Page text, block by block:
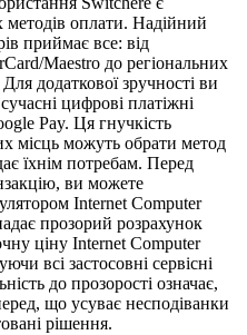
оплати. Надійний
приймає все: від
Maestro до регіональних
додаткової зручності ви
цифрові платіжні
Pay. Ця гнучкість
місць можуть обрати метод
їхнім потребам. Перед
ви можете
Internet Computer
прозорий розрахунок
ціну Internet Computer
всі застосовні сервісні
до прозорості означає,
що усуває несподіванки
рішення.